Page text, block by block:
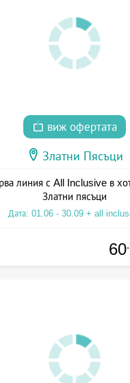
виж офертата
Златни Пясъци
линия с All Inclusive в
Златни пясъци
Дата: 01.06 - 30.09 + all
60